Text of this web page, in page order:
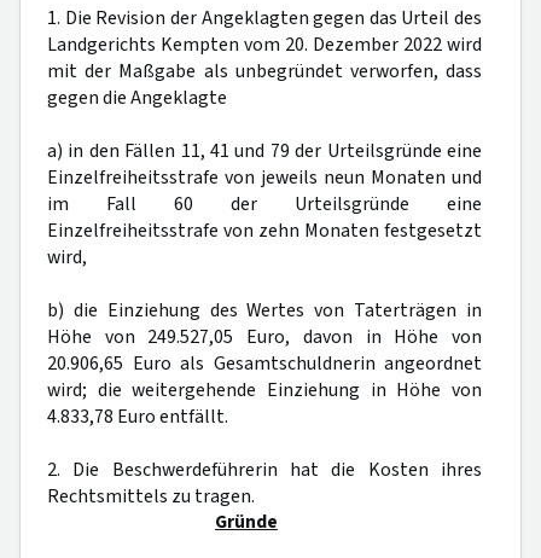
1. Die Revision der Angeklagten gegen das Urteil des
Landgerichts Kempten vom 20. Dezember 2022 wird
mit der Maßgabe als unbegründet verworfen, dass
gegen die Angeklagte
a) in den Fällen 11, 41 und 79 der Urteilsgründe eine
Einzelfreiheitsstrafe von jeweils neun Monaten und
im Fall 60 der Urteilsgründe eine
Einzelfreiheitsstrafe von zehn Monaten festgesetzt
wird,
b) die Einziehung des Wertes von Taterträgen in
Höhe von 249.527,05 Euro, davon in Höhe von
20.906,65 Euro als Gesamtschuldnerin angeordnet
wird; die weitergehende Einziehung in Höhe von
4.833,78 Euro entfällt.
2. Die Beschwerdeführerin hat die Kosten ihres
Rechtsmittels zu tragen.
Gründe